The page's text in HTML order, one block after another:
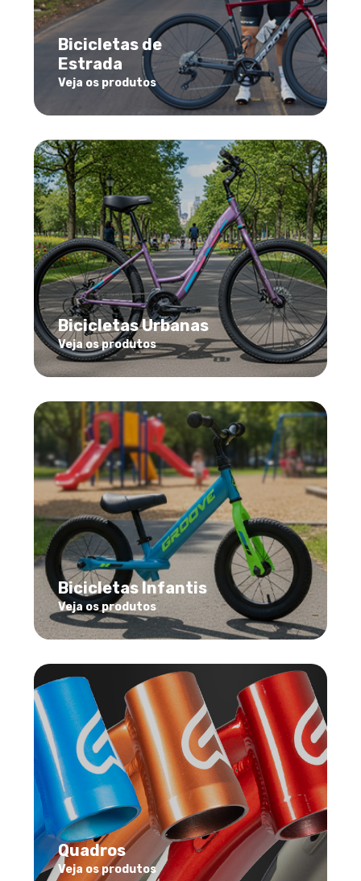
Bicicletas de
Estrada
Veja os produtos
Bicicletas Urbanas
Veja os produtos
Bicicletas Infantis
Veja os produtos
Quadros
Veja os produtos